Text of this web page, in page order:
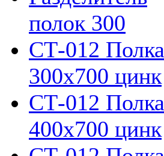
полок 300
СТ-012 Полка
300х700 цинк
СТ-012 Полка
400х700 цинк